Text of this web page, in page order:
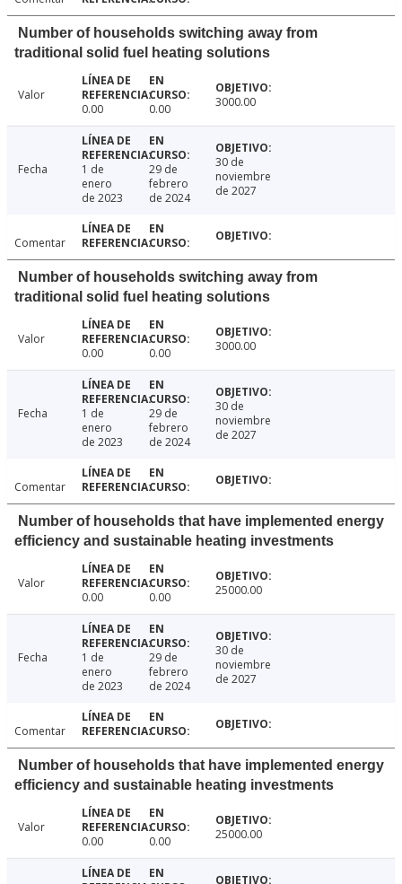
Number of households switching away from
traditional solid fuel heating solutions
Valor
0.00
0.00 3000.00
Fecha
1 de
enero
de 2023
29 de
febrero
de 2024
30 de
noviembre
de 2027
Comentar
Number of households switching away from
traditional solid fuel heating solutions
Valor
0.00
0.00 3000.00
Fecha
1 de
enero
de 2023
29 de
febrero
de 2024
30 de
noviembre
de 2027
Comentar
Number of households that have implemented energy
efficiency and sustainable heating investments
Valor
0.00
0.00 25000.00
Fecha
1 de
enero
de 2023
29 de
febrero
de 2024
30 de
noviembre
de 2027
Comentar
Number of households that have implemented energy
efficiency and sustainable heating investments
Valor
0.00
0.00 25000.00